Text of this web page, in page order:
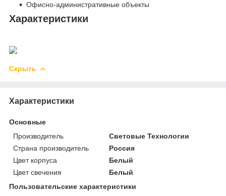
Офисно-административные объекты
Характеристики
Скрыть
Характеристики
Основные
Производитель
Световые Технологии
Страна производитель
Россия
Цвет корпуса
Белый
Цвет свечения
Белый
Пользовательские характеристики